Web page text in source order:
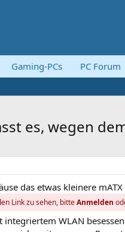
Gaming-PCs PC Forum
es, wegen
das etwas kleinere
Link zu sehen, bitteAnmelden
WLAN